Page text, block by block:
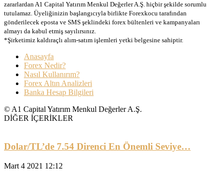
zararlardan A1 Capital Yatırım Menkul Değerler A.Ş. hiçbir şekilde sorumlu
tutulamaz. Üyeliğinizin başlangıcıyla birlikte Forexkocu tarafından
gönderilecek eposta ve SMS şeklindeki forex bültenleri ve kampanyaları
almayı da kabul etmiş sayılırsınız.
*Şirketimiz kaldıraçlı alım-satım işlemleri yetki belgesine sahiptir.
Anasayfa
Forex Nedir?
Nasıl Kullanırım?
Forex Altın Analizleri
Banka Hesap Bilgileri
© A1 Capital Yatırım Menkul Değerler A.Ş.
DİĞER İÇERİKLER
Dolar/TL’de 7.54 Direnci En Önemli Seviye…
Mart 4 2021 12:12